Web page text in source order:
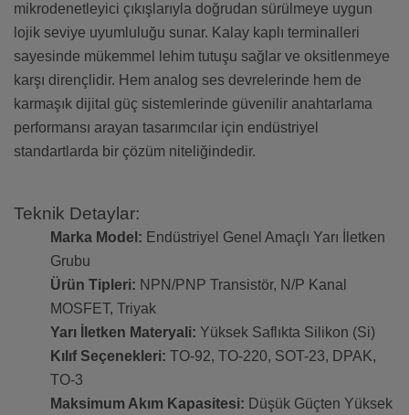
mikrodenetleyici çıkışlarıyla doğrudan sürülmeye uygun
lojik seviye uyumluluğu sunar. Kalay kaplı terminalleri
sayesinde mükemmel lehim tutuşu sağlar ve oksitlenmeye
karşı dirençlidir. Hem analog ses devrelerinde hem de
karmaşık dijital güç sistemlerinde güvenilir anahtarlama
performansı arayan tasarımcılar için endüstriyel
standartlarda bir çözüm niteliğindedir.
Teknik Detaylar:
Marka Model: Endüstriyel Genel Amaçlı Yarı İletken
Grubu
Ürün Tipleri: NPN/PNP Transistör, N/P Kanal
MOSFET, Triyak
Yarı İletken Materyali: Yüksek Saflıkta Silikon (Si)
Kılıf Seçenekleri: TO-92, TO-220, SOT-23, DPAK,
TO-3
Maksimum Akım Kapasitesi: Düşük Güçten Yüksek